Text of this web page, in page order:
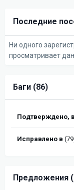
Последние
Ни одного
просматривает
Баги (86)
Подтверждено,
Исправлено в
Предложения